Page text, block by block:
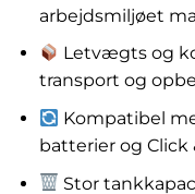
arbejdsmiljøet
Letvægts og
transport og
Kompatibel
batterier og Click
Stor